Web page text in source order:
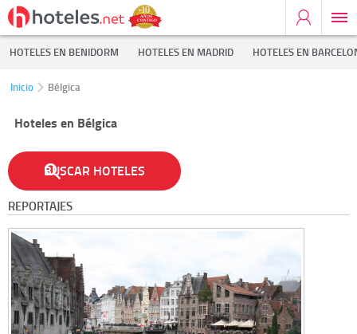
HOTELES EN BENIDORM HOTELES EN MADRID HOTELES EN
Inicio Bélgica
Hoteles en Bélgica
BUSCAR HOTELES
REPORTAJES